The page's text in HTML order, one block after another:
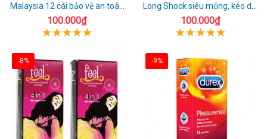
Malaysia 12 cái bảo vệ an toàn
tuyệt đối
100.000₫
Long Shock siêu mỏng, kéo dài
quan hệ thoải mái
100.000₫
-8% -9%